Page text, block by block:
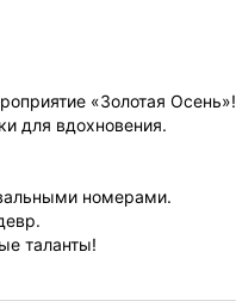
«Золотая Осень»!
для вдохновения.
номерами.
таланты!